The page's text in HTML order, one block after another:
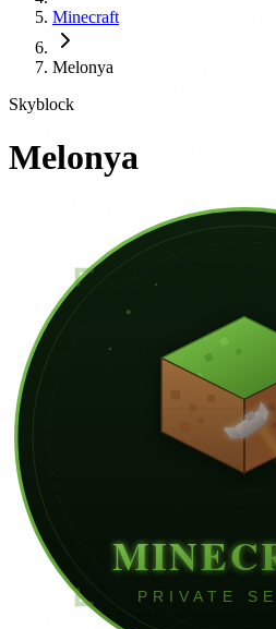
Minecraft
Melonya
Skyblock
Melonya